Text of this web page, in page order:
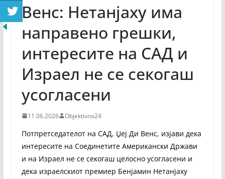
Венс: Нетанјаху има
направено грешки,
интересите на САД и
Израел не се секогаш
усогласени
11.06.2026 Objektivno24
Потпретседателот на САД, Џеј Ди Венс, изјави дека
интересите на Соединетите Американски Држави
и на Израел не се секогаш целосно усогласени и
дека израелскиот премиер Бенјамин Нетанјаху